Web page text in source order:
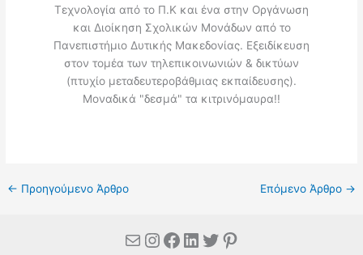
Τεχνολογία από το Π.Κ και ένα στην Οργάνωση
και Διοίκηση Σχολικών Μονάδων από το
Πανεπιστήμιο Δυτικής Μακεδονίας. Εξειδίκευση
στον τομέα των τηλεπικοινωνιών & δικτύων
(πτυχίο μεταδευτεροβάθμιας εκπαίδευσης).
Μοναδικά "δεσμά" τα κιτρινόμαυρα!!
← Προηγούμενο Άρθρο Επόμενο Άρθρο →
MailInstagram
Facebook
Linkedin
Twitter
Pinterest